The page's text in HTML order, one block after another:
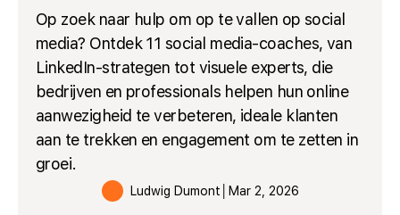
Op zoek naar hulp om op te vallen op social
media? Ontdek 11 social media-coaches, van
LinkedIn-strategen tot visuele experts, die
bedrijven en professionals helpen hun online
aanwezigheid te verbeteren, ideale klanten
aan te trekken en engagement om te zetten in
groei.
Ludwig Dumont Mar 2, 2026